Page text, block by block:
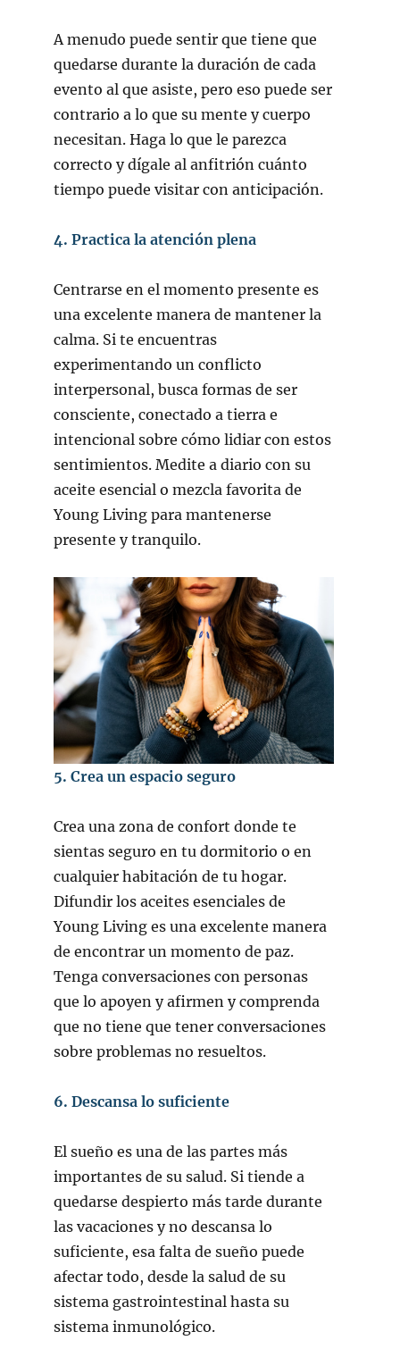
A menudo puede sentir que tiene que
quedarse durante la duración de cada
evento al que asiste, pero eso puede ser
contrario a lo que su mente y cuerpo
necesitan. Haga lo que le parezca
correcto y dígale al anfitrión cuánto
tiempo puede visitar con anticipación.
4. Practica la atención plena
Centrarse en el momento presente es
una excelente manera de mantener la
calma. Si te encuentras
experimentando un conflicto
interpersonal, busca formas de ser
consciente, conectado a tierra e
intencional sobre cómo lidiar con estos
sentimientos. Medite a diario con su
aceite esencial o mezcla favorita de
Young Living para mantenerse
presente y tranquilo.
5. Crea un espacio seguro
Crea una zona de confort donde te
sientas seguro en tu dormitorio o en
cualquier habitación de tu hogar.
Difundir los aceites esenciales de
Young Living es una excelente manera
de encontrar un momento de paz.
Tenga conversaciones con personas
que lo apoyen y afirmen y comprenda
que no tiene que tener conversaciones
sobre problemas no resueltos.
6. Descansa lo suficiente
El sueño es una de las partes más
importantes de su salud. Si tiende a
quedarse despierto más tarde durante
las vacaciones y no descansa lo
suficiente, esa falta de sueño puede
afectar todo, desde la salud de su
sistema gastrointestinal hasta su
sistema inmunológico.